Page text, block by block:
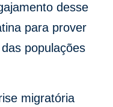
desse
para prover
populações
migratória